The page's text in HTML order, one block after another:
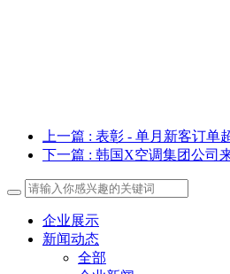
上一篇 : 表彰 - 单月新客订单
下一篇 : 韩国X空调集团公司
企业展示
新闻动态
全部